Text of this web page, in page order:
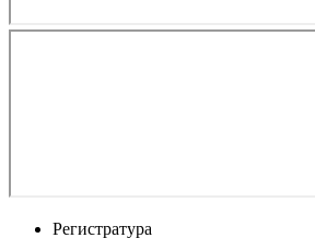
Регистратура